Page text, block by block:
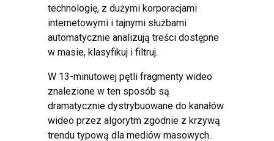
technologię, z dużymi korporacjami
internetowymi i tajnymi służbami
automatycznie analizują treści dostępne
w masie, klasyfikuj i filtruj.
W 13-minutowej pętli fragmenty wideo
znalezione w ten sposób są
dramatycznie dystrybuowane do kanałów
wideo przez algorytm zgodnie z krzywą
trendu typową dla mediów masowych..